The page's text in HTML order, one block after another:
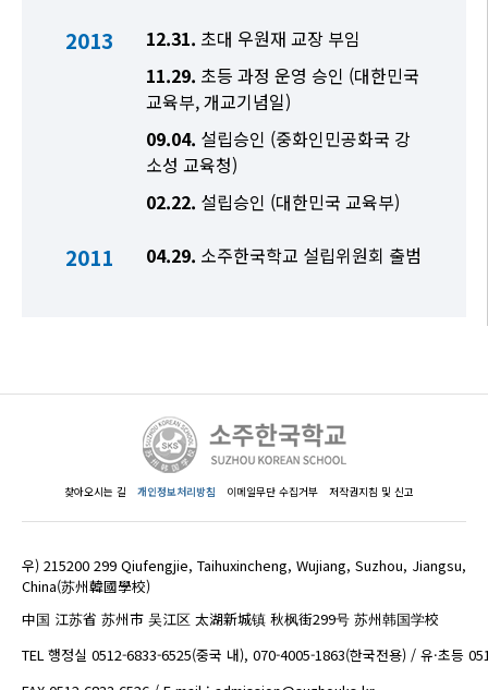
2013 12.31. 초대 우원재 교장 부임
11.29. 초등 과정 운영 승인 (대한민국
교육부, 개교기념일)
09.04. 설립승인 (중화인민공화국 강
소성 교육청)
02.22. 설립승인 (대한민국 교육부)
2011 04.29. 소주한국학교 설립위원회 출범
찾아오시는 길 개인정보처리방침 이메일무단 수집거부 저작권지침 및 신고
우) 215200 299 Qiufengjie, Taihuxincheng, Wujiang, Suzhou, Jiangsu,
China(苏州韓國學校)
中国 江苏省 苏州市 吴江区 太湖新城镇 秋枫街299号 苏州韩国学校
TEL 행정실 0512-6833-6525(중국 내), 070-4005-1863(한국전용) / 유·초등